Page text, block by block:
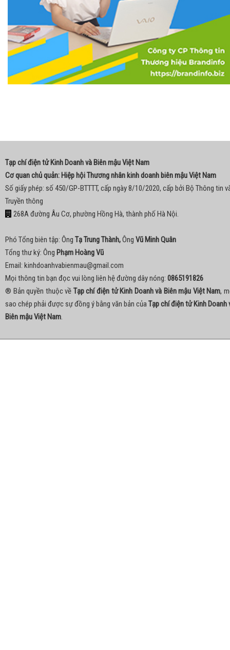
Tạp chí điện tử Kinh Doanh và Biên mậu Việt Nam
Cơ quan chủ quản: Hiệp hội Thương nhân kinh doanh biên mậu Việt Nam
Số giấy phép: số 450/GP-BTTTT, cấp ngày 8/10/2020, cấp bởi Bộ Thông tin
Truyền thông
268A đường Âu Cơ, phường Hồng Hà, thành phố Hà Nội.
Phó Tổng biên tập: Ông Tạ Trung Thành,Ông Vũ Minh Quân
Tổng thư ký: Ông Phạm Hoàng Vũ
Email: kinhdoanhvabienmau@gmail.com
Mọi thông tin bạn đọc vui lòng liên hệ đường dây nóng: 0865191826
® Bản quyền thuộc về Tạp chí điện tử Kinh Doanh và Biên mậu Việt Nam,
sao chép phải được sự đồng ý bằng văn bản củaTạp chí điện tử Kinh Doanh
Biên mậu Việt Nam.